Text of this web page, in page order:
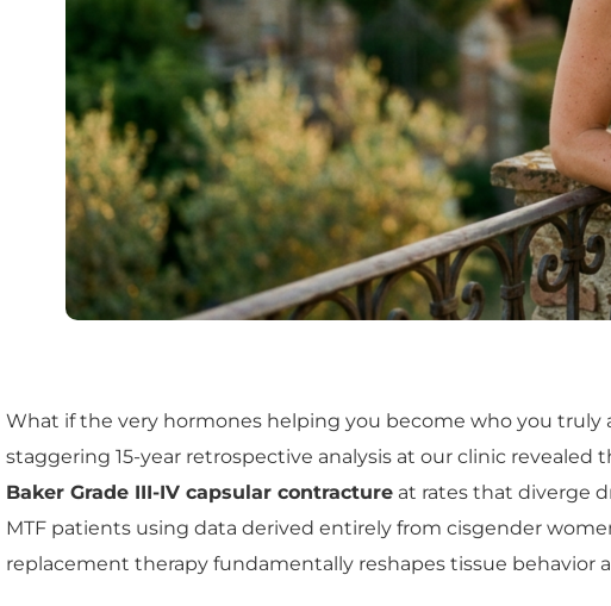
What if the very hormones helping you become who you
staggering 15-year retrospective analysis at our clinic
Baker Grade III-IV capsular contracture at rates that diverge
MTF patients using data derived entirely from cisgender
replacement therapy fundamentally reshapes tissue behavior